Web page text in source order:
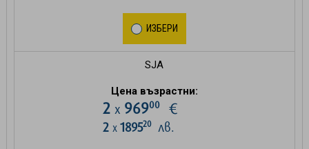
ИЗБЕРИ
SJA
Цена възрастни:
2 х 96900€
2 х 189520лв.